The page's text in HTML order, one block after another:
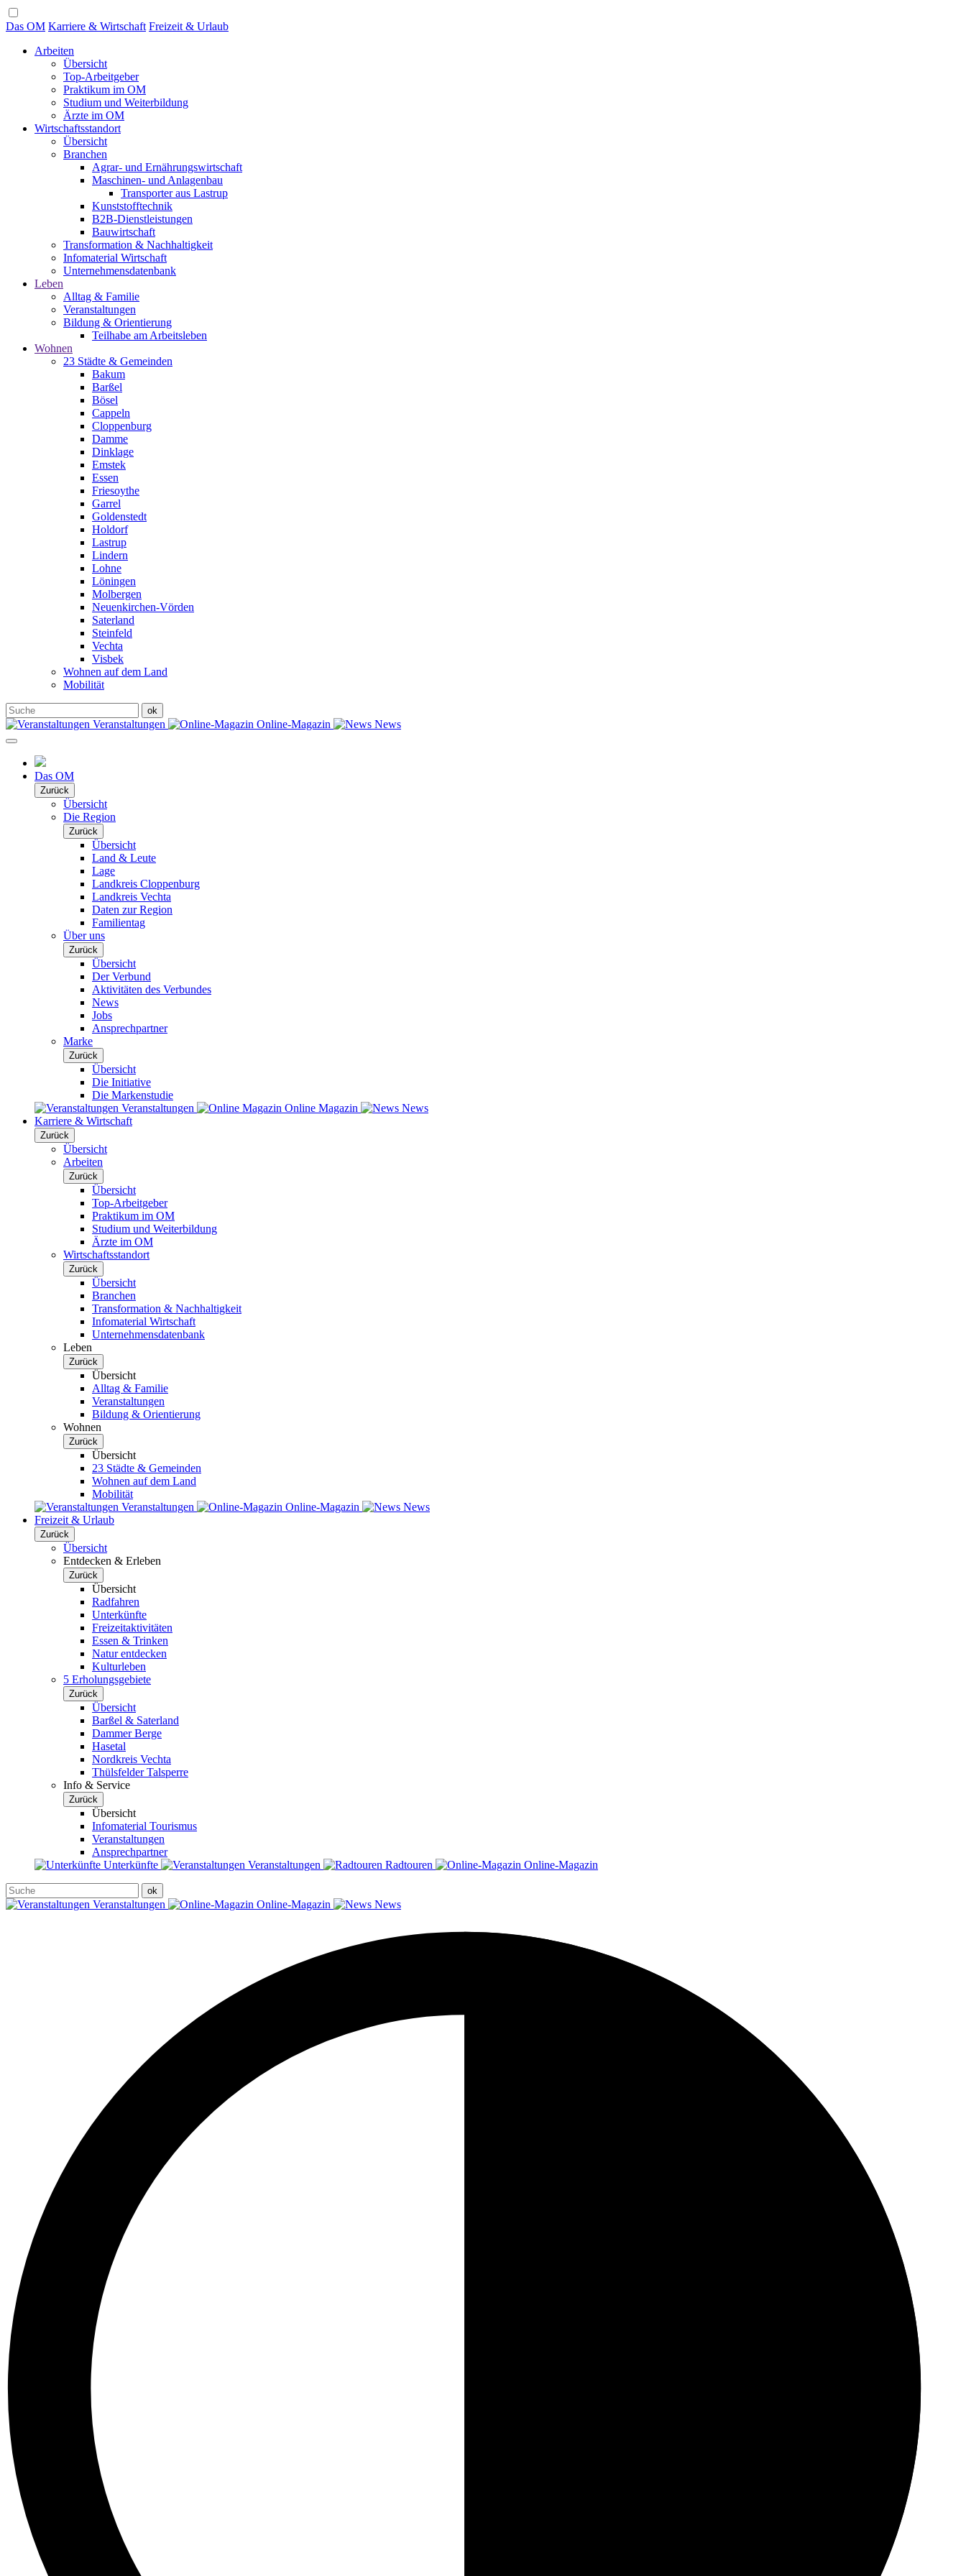
Das OM Karriere & Wirtschaft Freizeit & Urlaub
Arbeiten
Übersicht
Top-Arbeitgeber
Praktikum im OM
Studium und Weiterbildung
Ärzte im OM
Wirtschaftsstandort
Übersicht
Branchen
Agrar- und Ernährungswirtschaft
Maschinen- und Anlagenbau
Transporter aus Lastrup
Kunststofftechnik
B2B-Dienstleistungen
Bauwirtschaft
Transformation & Nachhaltigkeit
Infomaterial Wirtschaft
Unternehmensdatenbank
Leben
Alltag & Familie
Veranstaltungen
Bildung & Orientierung
Teilhabe am Arbeitsleben
Wohnen
23 Städte & Gemeinden
Bakum
Barßel
Bösel
Cappeln
Cloppenburg
Damme
Dinklage
Emstek
Essen
Friesoythe
Garrel
Goldenstedt
Holdorf
Lastrup
Lindern
Lohne
Löningen
Molbergen
Neuenkirchen-Vörden
Saterland
Steinfeld
Vechta
Visbek
Wohnen auf dem Land
Mobilität
Veranstaltungen Online-Magazin News
Das OM
Zurück
Übersicht
Die Region
Zurück
Übersicht
Land & Leute
Lage
Landkreis Cloppenburg
Landkreis Vechta
Daten zur Region
Familientag
Über uns
Zurück
Übersicht
Der Verbund
Aktivitäten des Verbundes
News
Jobs
Ansprechpartner
Marke
Zurück
Übersicht
Die Initiative
Die Markenstudie
Veranstaltungen
Online Magazin
News
Karriere & Wirtschaft
Zurück
Übersicht
Arbeiten
Zurück
Übersicht
Top-Arbeitgeber
Praktikum im OM
Studium und Weiterbildung
Ärzte im OM
Wirtschaftsstandort
Zurück
Übersicht
Branchen
Transformation & Nachhaltigkeit
Infomaterial Wirtschaft
Unternehmensdatenbank
Leben
Zurück
Übersicht
Alltag & Familie
Veranstaltungen
Bildung & Orientierung
Wohnen
Zurück
Übersicht
23 Städte & Gemeinden
Wohnen auf dem Land
Mobilität
Veranstaltungen
Online-Magazin
News
Freizeit & Urlaub
Zurück
Übersicht
Entdecken & Erleben
Zurück
Übersicht
Radfahren
Unterkünfte
Freizeitaktivitäten
Essen & Trinken
Natur entdecken
Kulturleben
5 Erholungsgebiete
Zurück
Übersicht
Barßel & Saterland
Dammer Berge
Hasetal
Nordkreis Vechta
Thülsfelder Talsperre
Info & Service
Zurück
Übersicht
Infomaterial Tourismus
Veranstaltungen
Ansprechpartner
Unterkünfte
Veranstaltungen Radtouren Online-Magazin
Veranstaltungen Online-Magazin News